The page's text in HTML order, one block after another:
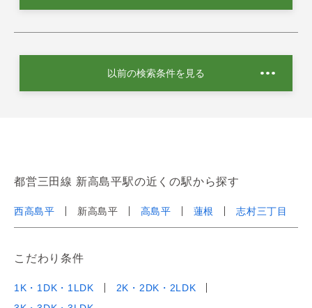
以前の検索条件を見る
都営三田線 新高島平駅の近くの駅から探す
西高島平 新高島平 高島平 蓮根 志村三丁目
こだわり条件
1K・1DK・1LDK
2K・2DK・2LDK